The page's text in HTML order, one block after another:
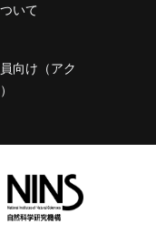
いて
向け（アク